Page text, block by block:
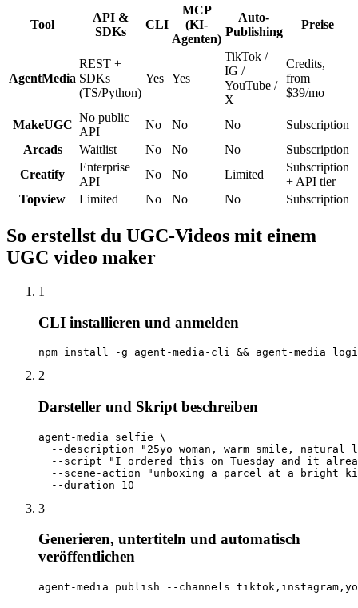
Tool
API &
SDKs
CLI
MCP
(KI-
Agenten)
Auto-
Publishing
Preise
AgentMedia
REST +
SDKs
(TS/Python)
Yes Yes
TikTok /
IG /
YouTube /
X
Credits,
from
$39/mo
MakeUGC
No public
API
No No No
Subscription
Arcads
Waitlist No No No
Subscription
Creatify
Enterprise
API
No No Limited
Subscription
+ API tier
Topview
Limited No No No Subscription
So erstellst du UGC-Videos mit einem
UGC video maker
1
CLI installieren und anmelden
npm install -g agent-media-cli && agent-media
2
Darsteller und Skript beschreiben
agent-media selfie \
--description "25yo woman, warm smile, natural
--script "I ordered this on Tuesday and it
--scene-action "unboxing a parcel at a bright
  --duration 10
3
Generieren, untertiteln und automatisch
veröffentlichen
agent-media publish --channels